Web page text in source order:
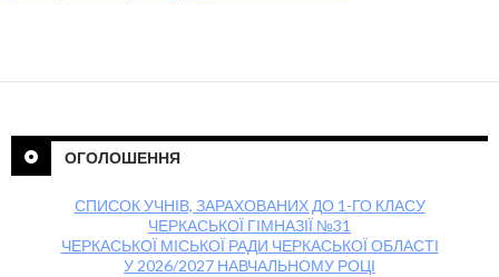
ОГОЛОШЕННЯ
СПИСОК УЧНІВ, ЗАРАХОВАНИХ ДО 1-ГО КЛАСУ
ЧЕРКАСЬКОЇ ГІМНАЗІЇ №31
ЧЕРКАСЬКОЇ МІСЬКОЇ РАДИ ЧЕРКАСЬКОЇ ОБЛАСТІ
У 2026/2027 НАВЧАЛЬНОМУ РОЦІ